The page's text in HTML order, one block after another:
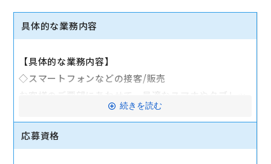
具体的な業務内容
【具体的な業務内容】
◇スマートフォンなどの接客/販売
お客様のご要望にあわせて、最適なスマホやタブレッ
ト、料金プランなどをご提案します。
◇その他、各種商品・サービスのご案内
続きを読む
応募資格